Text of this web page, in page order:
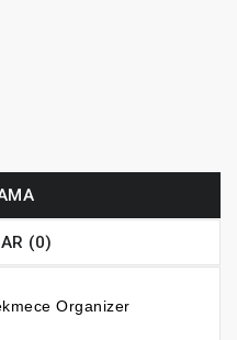
(0)
Organizer